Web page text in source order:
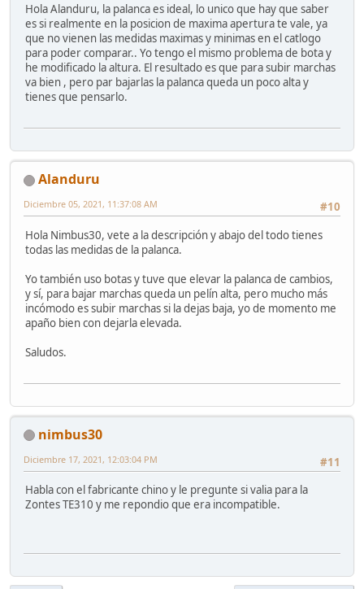
Hola Alanduru, la palanca es ideal, lo unico que hay que saber
es si realmente en la posicion de maxima apertura te vale, ya
que no vienen las medidas maximas y minimas en el catlogo
para poder comparar.. Yo tengo el mismo problema de bota y
he modificado la altura. El resultado es que para subir marchas
va bien , pero par bajarlas la palanca queda un poco alta y
tienes que pensarlo.
Alanduru
#10
Diciembre 05, 2021, 11:37:08 AM
Hola Nimbus30, vete a la descripción y abajo del todo tienes
todas las medidas de la palanca.
Yo también uso botas y tuve que elevar la palanca de cambios,
y sí, para bajar marchas queda un pelín alta, pero mucho más
incómodo es subir marchas si la dejas baja, yo de momento me
apaño bien con dejarla elevada.
Saludos.
nimbus30
#11
Diciembre 17, 2021, 12:03:04 PM
Habla con el fabricante chino y le pregunte si valia para la
Zontes TE310 y me repondio que era incompatible.